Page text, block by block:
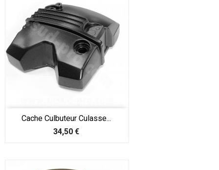
Cache Culbuteur Culasse...
Prix
34,50 €